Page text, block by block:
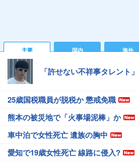
主要 国内 海外
「許せない不祥事タレント
25歳国税職員が脱税か 懲戒免職
熊本の被災地で「火事場泥棒」か
車中泊で女性死亡 遺族の胸中
愛知で19歳女性死亡 線路に侵入?